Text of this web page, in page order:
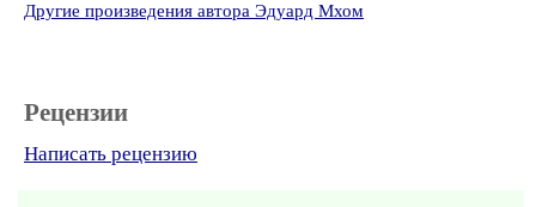
Другие произведения автора Эдуард Мхом
Рецензии
Написать рецензию